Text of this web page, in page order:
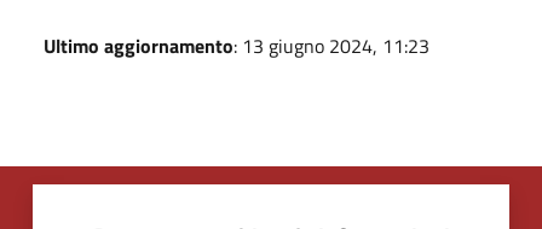
Ultimo aggiornamento: 13 giugno 2024, 11:23